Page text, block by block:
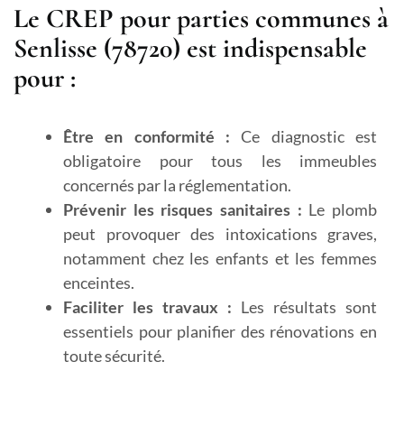
Le CREP pour parties communes à
Senlisse (78720) est indispensable
pour :
Être en conformité : Ce diagnostic est
obligatoire pour tous les immeubles
concernés par la réglementation.
Prévenir les risques sanitaires : Le plomb
peut provoquer des intoxications graves,
notamment chez les enfants et les femmes
enceintes.
Faciliter les travaux : Les résultats sont
essentiels pour planifier des rénovations en
toute sécurité.